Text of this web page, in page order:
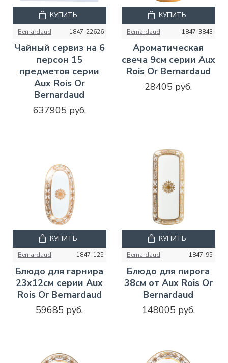
Bernardaud 1847-22626
Чайный сервиз на 6
персон 15
предметов серии
Aux Rois Or
Bernardaud
637905 руб.
КУПИТЬ
Bernardaud 1847-3843
Ароматическая
свеча 9см серии Aux
Rois Or Bernardaud
28405 руб.
КУПИТЬ
Bernardaud 1847-125
Блюдо для гарнира
23х12см серии Aux
Rois Or Bernardaud
59685 руб.
КУПИТЬ
Bernardaud 1847-95
Блюдо для пирога
38см от Aux Rois Or
Bernardaud
148005 руб.
КУПИТЬ